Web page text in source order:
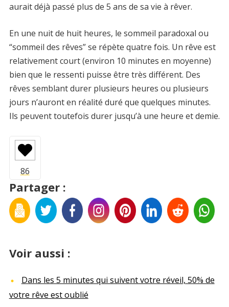
aurait déjà passé plus de 5 ans de sa vie à rêver.
En une nuit de huit heures, le sommeil paradoxal ou
“sommeil des rêves” se répète quatre fois. Un rêve est
relativement court (environ 10 minutes en moyenne)
bien que le ressenti puisse être très différent. Des
rêves semblant durer plusieurs heures ou plusieurs
jours n’auront en réalité duré que quelques minutes.
Ils peuvent toutefois durer jusqu’à une heure et demie.
Partager :
Voir aussi :
Dans les 5 minutes qui suivent votre réveil, 50% de
votre rêve est oublié